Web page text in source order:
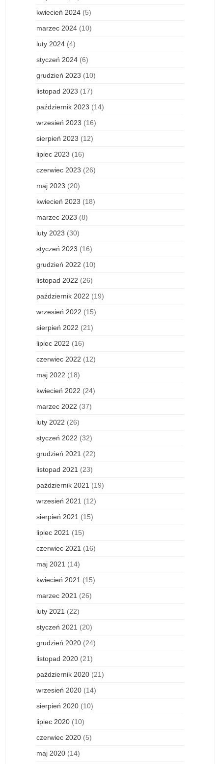
kwiecień 2024 (5)
marzec 2024 (10)
luty 2024 (4)
styczeń 2024 (6)
grudzień 2023 (10)
listopad 2023 (17)
październik 2023 (14)
wrzesień 2023 (16)
sierpień 2023 (12)
lipiec 2023 (16)
czerwiec 2023 (26)
maj 2023 (20)
kwiecień 2023 (18)
marzec 2023 (8)
luty 2023 (30)
styczeń 2023 (16)
grudzień 2022 (10)
listopad 2022 (26)
październik 2022 (19)
wrzesień 2022 (15)
sierpień 2022 (21)
lipiec 2022 (16)
czerwiec 2022 (12)
maj 2022 (18)
kwiecień 2022 (24)
marzec 2022 (37)
luty 2022 (26)
styczeń 2022 (32)
grudzień 2021 (22)
listopad 2021 (23)
październik 2021 (19)
wrzesień 2021 (12)
sierpień 2021 (15)
lipiec 2021 (15)
czerwiec 2021 (16)
maj 2021 (14)
kwiecień 2021 (15)
marzec 2021 (26)
luty 2021 (22)
styczeń 2021 (20)
grudzień 2020 (24)
listopad 2020 (21)
październik 2020 (21)
wrzesień 2020 (14)
sierpień 2020 (10)
lipiec 2020 (10)
czerwiec 2020 (5)
maj 2020 (14)